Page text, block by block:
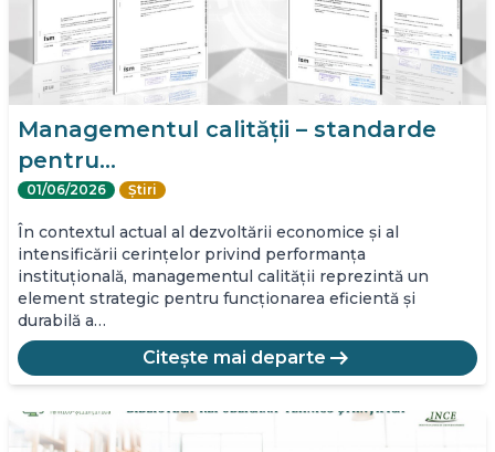
Managementul calității – standarde
pentru…
01/06/2026 Știri
În contextul actual al dezvoltării economice și al
intensificării cerințelor privind performanța
instituțională, managementul calității reprezintă un
element strategic pentru funcționarea eficientă și
durabilă a…
Citește mai departe arrow_right_alt